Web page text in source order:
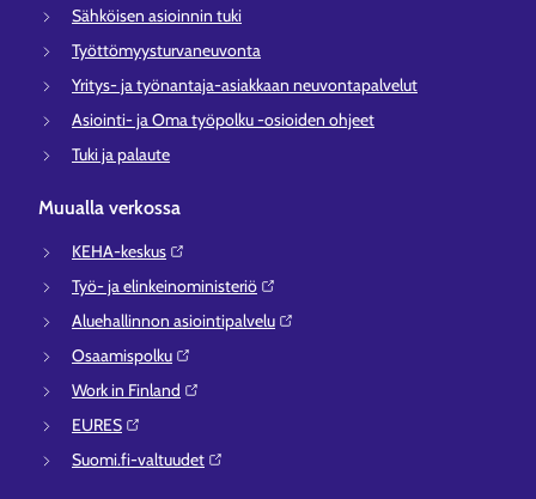
Sähköisen asioinnin tuki
Työttömyysturvaneuvonta
Yritys- ja työnantaja-asiakkaan neuvontapalvelut
Asiointi- ja Oma työpolku -osioiden ohjeet
Tuki ja palaute
Muualla verkossa
KEHA-keskus⁠
Työ- ja elinkeinoministeriö⁠
Aluehallinnon asiointipalvelu⁠
Osaamispolku⁠
Work in Finland⁠
EURES⁠
Suomi.fi-valtuudet⁠